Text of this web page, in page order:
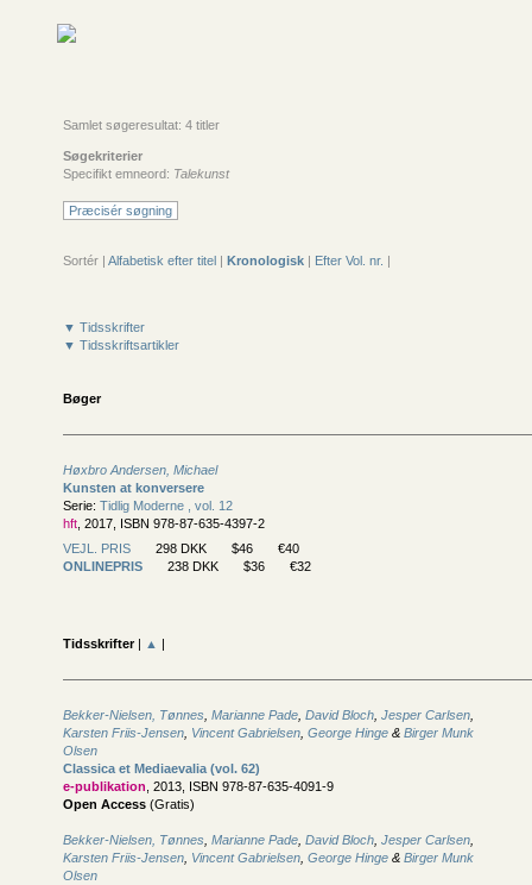
Samlet søgeresultat: 4 titler
Søgekriterier
Specifikt emneord: Talekunst
Præcisér søgning
Sortér | Alfabetisk efter titel | Kronologisk | Efter Vol. nr. |
▼ Tidsskrifter
▼ Tidsskriftsartikler
Bøger
Høxbro Andersen, Michael
Kunsten at konversere
Serie: Tidlig Moderne , vol. 12
hft , 2017, ISBN 978-87-635-4397-2
VEJL. PRIS
298 DKK $46
€40
ONLINEPRIS
238 DKK $36 €32
Tidsskrifter| ▲ |
Bekker-Nielsen, Tønnes Marianne Pade David Bloch Jesper Carlsen
Karsten Friis-Jensen Vincent Gabrielsen George Hinge & Birger Munk
Olsen
Classica et Mediaevalia (vol. 62)
e-publikation , 2013, ISBN 978-87-635-4091-9
Open Access (Gratis)
Bekker-Nielsen, Tønnes Marianne Pade David Bloch Jesper Carlsen
Karsten Friis-Jensen Vincent Gabrielsen George Hinge & Birger Munk
Olsen